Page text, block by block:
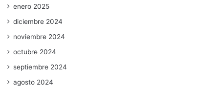
enero 2025
diciembre 2024
noviembre 2024
octubre 2024
septiembre 2024
agosto 2024